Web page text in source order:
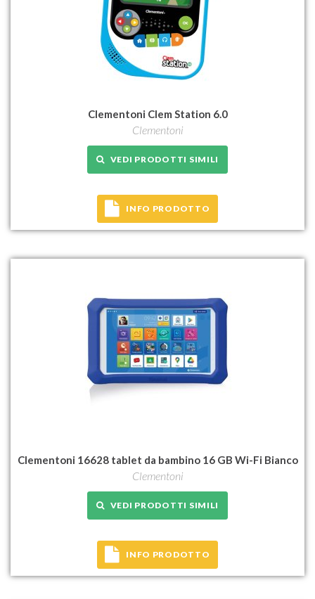
Clementoni Clem Station 6.0
Clementoni
VEDI PRODOTTI SIMILI
INFO PRODOTTO
Clementoni 16628 tablet da bambino 16 GB Wi-Fi Bianco
Clementoni
VEDI PRODOTTI SIMILI
INFO PRODOTTO